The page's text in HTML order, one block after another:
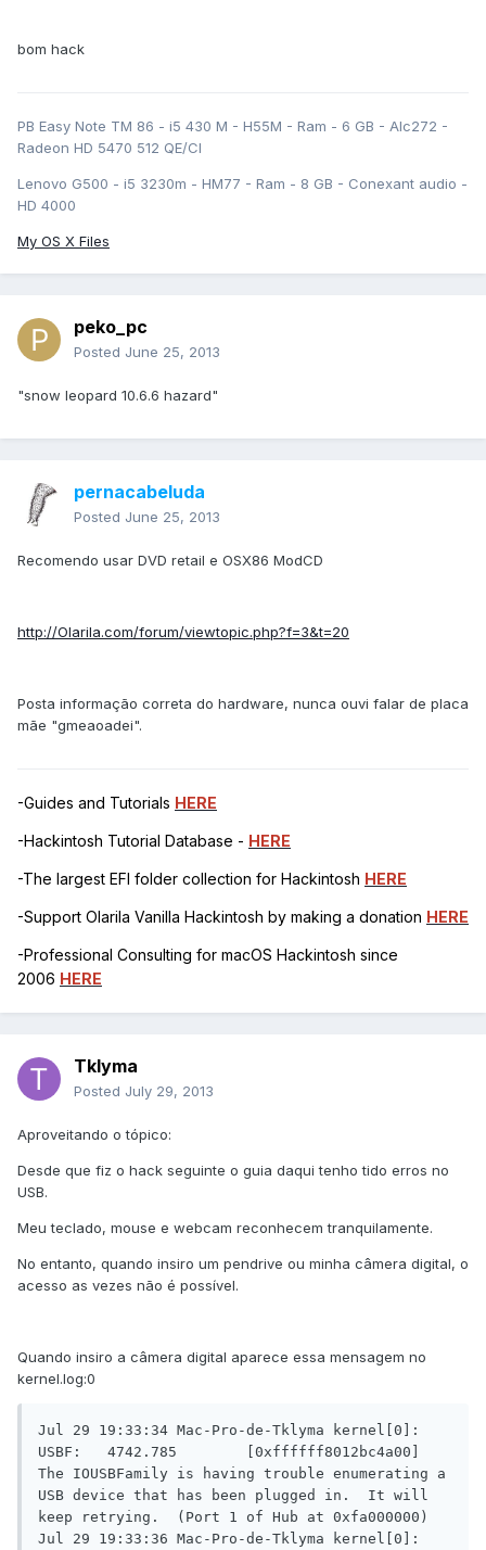
bom hack
PB Easy Note TM 86 - i5 430 M - H55M - Ram - 6 GB - Alc272 -
Radeon HD 5470 512 QE/CI
Lenovo G500 - i5 3230m - HM77 - Ram - 8 GB - Conexant audio -
HD 4000
My OS X Files
peko_pc
Posted June 25, 2013
"snow leopard 10.6.6 hazard"
pernacabeluda
Posted June 25, 2013
Recomendo usar DVD retail e OSX86 ModCD
http://Olarila.com/forum/viewtopic.php?f=3&t=20
Posta informação correta do hardware, nunca ouvi falar de placa
mãe "gmeaoadei".
-Guides and Tutorials HERE
-Hackintosh Tutorial Database - HERE
-The largest EFI folder collection for Hackintosh HERE
-Support Olarila Vanilla Hackintosh by making a donation HERE
-Professional Consulting for macOS Hackintosh since
2006 HERE
Tklyma
Posted July 29, 2013
Aproveitando o tópico:
Desde que fiz o hack seguinte o guia daqui tenho tido erros no
USB.
Meu teclado, mouse e webcam reconhecem tranquilamente.
No entanto, quando insiro um pendrive ou minha câmera digital, o
acesso as vezes não é possível.
Quando insiro a câmera digital aparece essa mensagem no
kernel.log:0
Jul 29 19:33:34 Mac-Pro-de-Tklyma kernel[0]:
USBF:	4742.785	[0xffffff8012bc4a00]
The IOUSBFamily is having trouble enumerating a
USB device that has been plugged in.  It will
keep retrying.  (Port 1 of Hub at 0xfa000000)
Jul 29 19:33:36 Mac-Pro-de-Tklyma kernel[0]: